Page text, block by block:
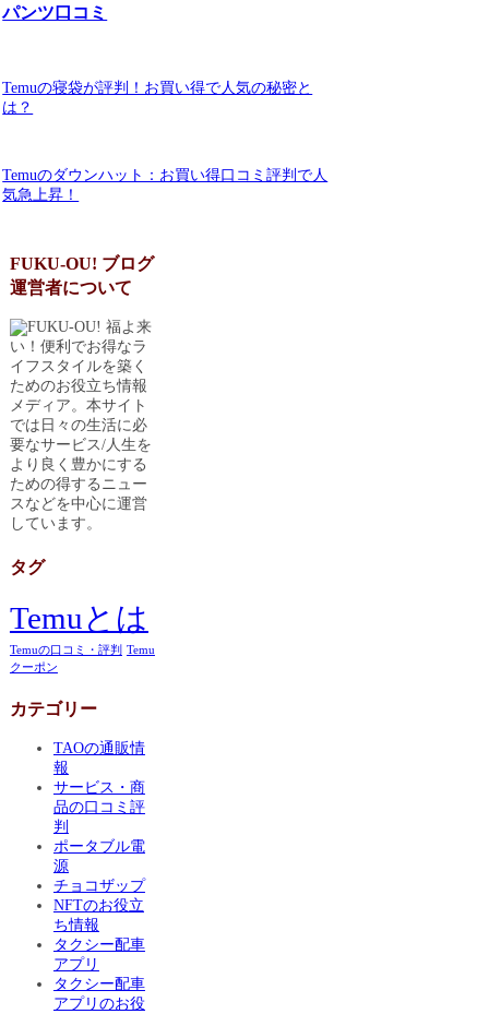
パンツ口コミ
Temuの寝袋が評判！お買い得で人気の秘密と
は？
Temuのダウンハット：お買い得口コミ評判で人
気急上昇！
FUKU-OU! ブログ
運営者について
福よ来
い！便利でお得なラ
イフスタイルを築く
ためのお役立ち情報
メディア。本サイト
では日々の生活に必
要なサービス/人生を
より良く豊かにする
ための得するニュー
スなどを中心に運営
しています。
タグ
Temuとは
Temuの口コミ・評判 Temu
クーポン
カテゴリー
TAOの通販情
報
サービス・商
品の口コミ評
判
ポータブル電
源
チョコザップ
NFTのお役立
ち情報
タクシー配車
アプリ
タクシー配車
アプリのお役